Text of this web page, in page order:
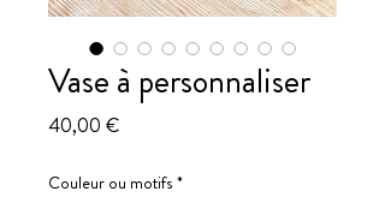
Vase à personnaliser
40,00 €
Couleur ou motifs *